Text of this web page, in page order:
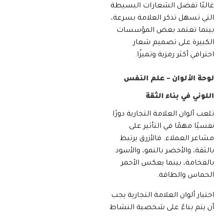
غالبًا تفضل الشعارات البسيطة
التي تسهل تذكر العلامة بسرعة،
بينما تعتمد بعض المؤسسات
الكبيرة على تصميم شعار
احترافي أكثر رمزية وتميزًا.
لوحة الألوان – علم النفس
اللوني في بناء الثقة
تلعب ألوان العلامة التجارية دورًا
نفسيًا مهمًا في التأثير على
مشاعر العملاء. فالأزرق يرتبط
بالثقة، والأخضر بالنمو، والأسود
بالفخامة، بينما يعكس الأحمر
الحماس والطاقة.
اختيار ألوان العلامة التجارية يجب
أن يتم بناءً على شخصية النشاط